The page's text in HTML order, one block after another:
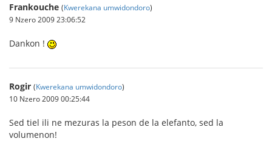
Frankouche (Kwerekana umwidondoro)
9 Nzero 2009 23:06:52
Dankon !
Rogir (Kwerekana umwidondoro)
10 Nzero 2009 00:25:44
Sed tiel ili ne mezuras la peson de la elefanto, sed la
volumenon!